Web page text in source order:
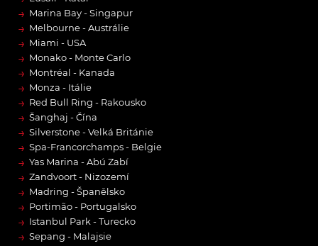
→ Marina Bay - Singapur
→ Melbourne - Austrálie
→ Miami - USA
→ Monako - Monte Carlo
→ Montréal - Kanada
→ Monza - Itálie
→ Red Bull Ring - Rakousko
→ Šanghaj - Čína
→ Silverstone - Velká Británie
→ Spa-Francorchamps - Belgie
→ Yas Marina - Abú Zabí
→ Zandvoort - Nizozemí
→ Madring - Španělsko
→ Portimão - Portugalsko
→ Istanbul Park - Turecko
→ Sepang - Malajsie